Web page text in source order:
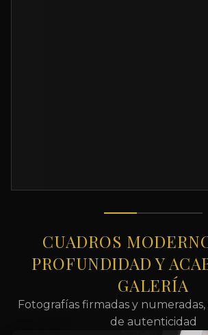
CUADROS
PROFUNDIDAD Y
GALERÍA
Fotografías firmadas y
de autenticidad